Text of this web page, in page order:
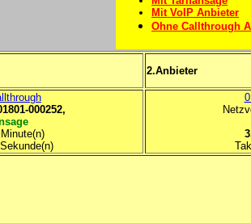
Mit VoIP Anbieter
Ohne Callthrough
2.Anbieter
000252,